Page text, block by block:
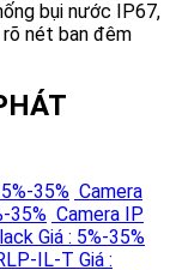
bụi nước IP67,
nét ban đêm
35% Camera
35% Camera IP
Giá : 5%-35%
IL-T Giá :